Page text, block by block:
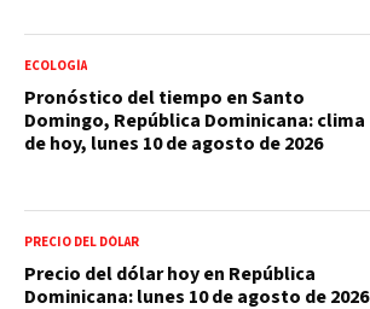
ECOLOGÍA
Pronóstico del tiempo en Santo
Domingo, República Dominicana: clima
de hoy, lunes 10 de agosto de 2026
PRECIO DEL DÓLAR
Precio del dólar hoy en República
Dominicana: lunes 10 de agosto de 2026